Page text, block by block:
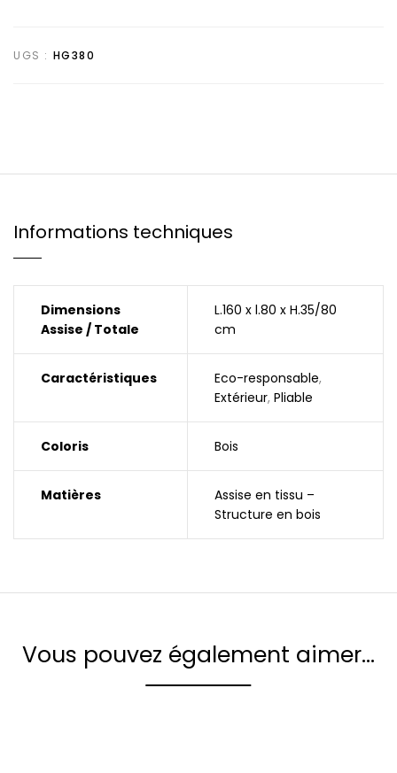
UGS : HG380
Informations techniques
Dimensions
Assise / Totale
L.160 x l.80 x H.35/80
cm
Caractéristiques Eco-responsable,
Extérieur, Pliable
Coloris Bois
Matières
Assise en tissu –
Structure en bois
Vous pouvez également aimer…